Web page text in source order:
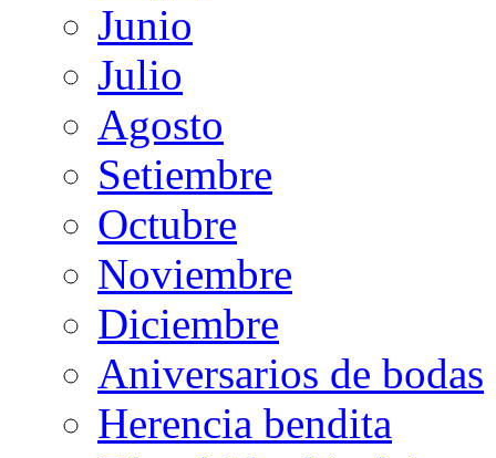
Junio
Julio
Agosto
Setiembre
Octubre
Noviembre
Diciembre
Aniversarios de bodas
Herencia bendita